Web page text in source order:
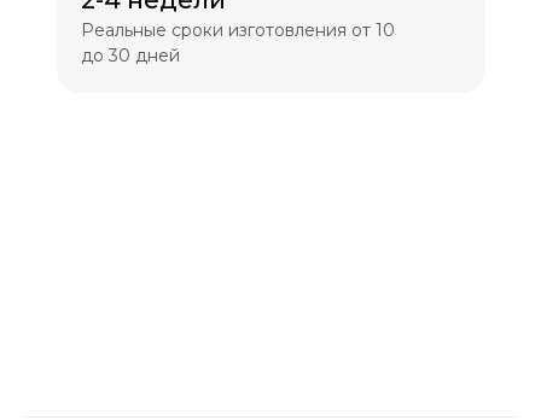
Реальные сроки изготовления от 10
до 30 дней